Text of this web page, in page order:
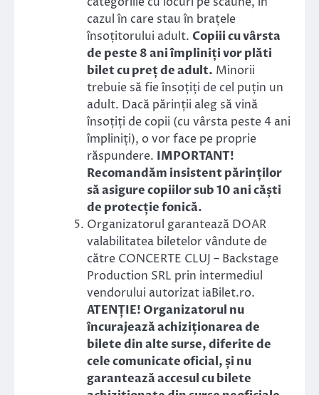
cazul în care stau în brațele
însoțitorului adult. Copiii cu vârsta
de peste 8 ani împliniți vor plăti
bilet cu preț de adult. Minorii
trebuie să fie însoțiți de cel puțin un
adult. Dacă părinții aleg să vină
însoțiți de copii (cu vârsta peste 4 ani
împliniți), o vor face pe proprie
răspundere. IMPORTANT!
Recomandăm insistent părinților
să asigure copiilor sub 10 ani căști
de protecție fonică.
Organizatorul garantează DOAR
valabilitatea biletelor vândute de
către CONCERTE CLUJ – Backstage
Production SRL prin intermediul
vendorului autorizat iaBilet.ro.
ATENȚIE! Organizatorul nu
încurajează achiziționarea de
bilete din alte surse, diferite de
cele comunicate oficial, și nu
garantează accesul cu bilete